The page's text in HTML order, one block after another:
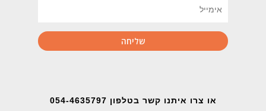
או צרו איתנו קשר בטלפון 054-4635797